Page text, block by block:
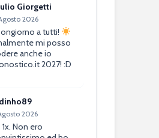
Giorgetti
2026
a tutti!
mi posso
anche io
2027! :D
2026
1x. Non ero